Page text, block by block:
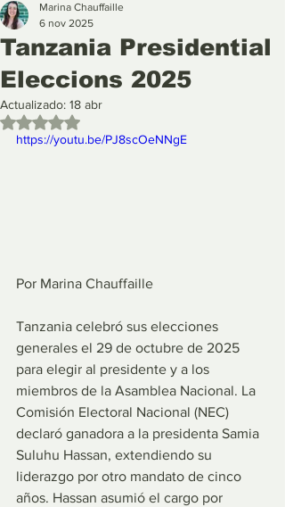
Tanzania Presidential
Eleccions 2025
Marina Chauffaille
6 nov 2025
Actualizado: 18 abr
Obtuvo NaN de 5 estrellas.
https://youtu.be/PJ8scOeNNgE
Por Marina Chauffaille
Tanzania celebró sus elecciones
generales el 29 de octubre de 2025
para elegir al presidente y a los
miembros de la Asamblea Nacional. La
Comisión Electoral Nacional (NEC)
declaró ganadora a la presidenta Samia
Suluhu Hassan, extendiendo su
liderazgo por otro mandato de cinco
años. Hassan asumió el cargo por